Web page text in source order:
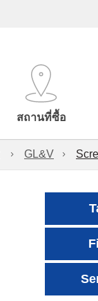
สถานที่ซื้อ
GL&V